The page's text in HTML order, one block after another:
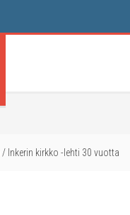
/ Inkerin kirkko -lehti 30 vuotta